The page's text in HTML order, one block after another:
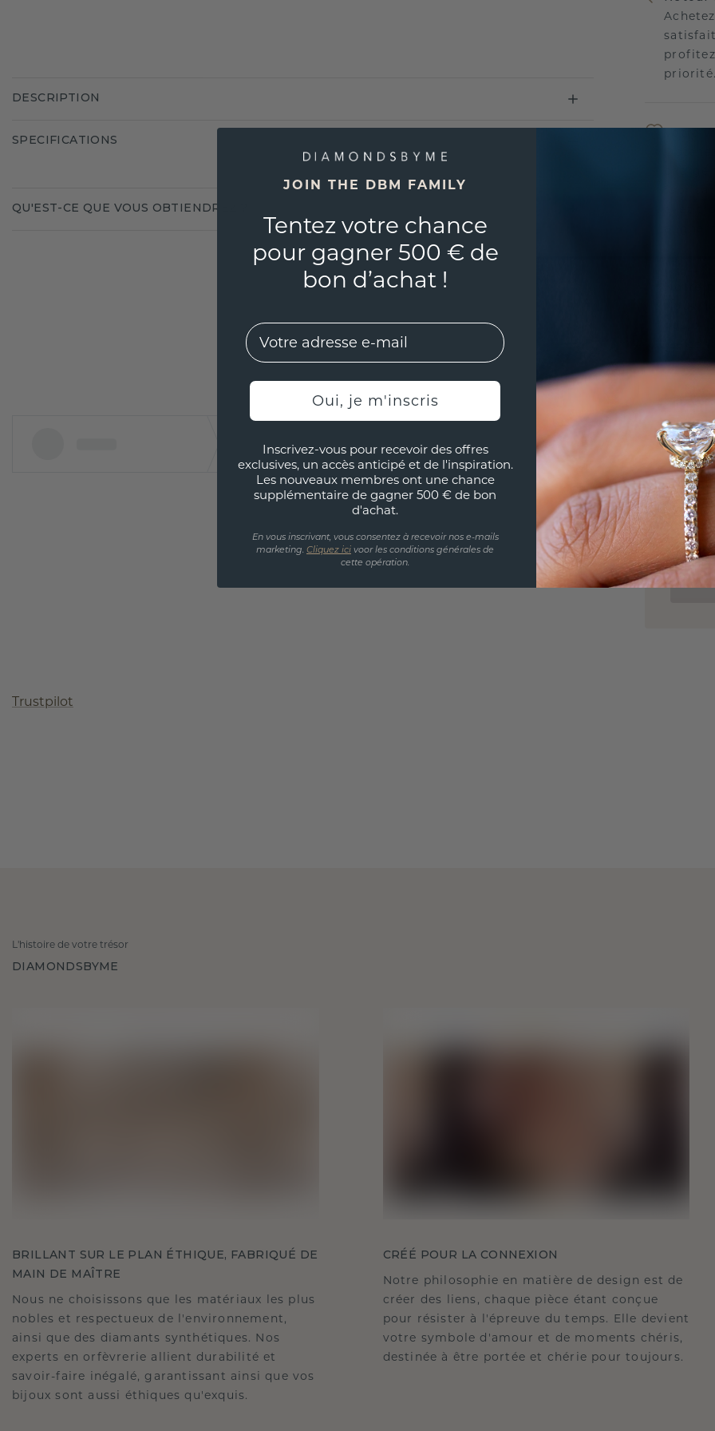
Votre
l'esprit
sur
partir
DESCRIPTION
SPECIFICATIONS
QU'EST-CE QUE VOUS OBTIENDREZ ?
Trustpilot
L'histoire de votre trésor
DIAMONDSBYME
BRILLANT SUR LE PLAN ÉTHIQUE, FABRIQUÉ DE
MAIN DE MAÎTRE
Nous ne choisissons que les matériaux les plus
nobles et respectueux de l'environnement,
ainsi que des diamants synthétiques. Nos
experts en orfèvrerie allient durabilité et
savoir-faire inégalé, garantissant ainsi que vos
bijoux sont aussi éthiques qu'exquis.
CRÉÉ POUR LA CONNEXION
Notre philosophie en matière de design est de
créer des liens, chaque pièce étant conçue
pour résister à l'épreuve du temps. Elle devient
votre symbole d'amour et de moments chéris,
destinée à être portée et chérie pour toujours.
JOIN THE DBM FAMILY
Tentez votre chance
pour gagner 500 € de
bon d’achat !
EMail
Oui, je m'inscris
Inscrivez-vous pour recevoir des offres
exclusives, un accès anticipé et de l'inspiration.
Les nouveaux membres ont une chance
supplémentaire de gagner 500 € de bon
d'achat.
En vous inscrivant, vous consentez à recevoir nos e-mails
marketing. Cliquez ici voor les conditions générales de
cette opération.